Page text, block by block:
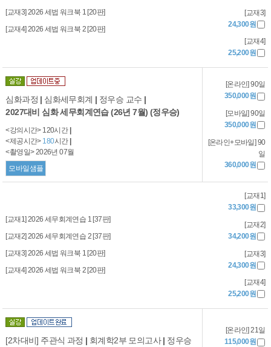
[교재3] 2026 세법 워크북 1 [20판]
[교재4] 2026 세법 워크북 2 [20판]
[교재3]
24,300원
[교재4]
25,200원
심화과정 | 심화세무회계 | 정우승 교수 |
2027대비 심화 세무회계연습 (26년 7월) (정우승)
<강의시간> 120시간 |
<제공시간> 180시간 |
<촬영일> 2026년 07월
모바일샘플
[온라인] 90일
350,000원
[모바일] 90일
350,000원
[온라인+모바일] 90
일
360,000원
[교재1] 2026 세무회계연습 1 [37판]
[교재2] 2026 세무회계연습 2 [37판]
[교재3] 2026 세법 워크북 1 [20판]
[교재4] 2026 세법 워크북 2 [20판]
[교재1]
33,300원
[교재2]
34,200원
[교재3]
24,300원
[교재4]
25,200원
[2차대비] 주관식 과정 | 회계학2부 모의고사| 정우승
[온라인] 21일
115,000원